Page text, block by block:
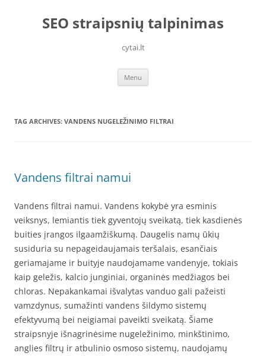
contentSEO straipsnių talpinimas
cytai.lt
Menu
TAG ARCHIVES: VANDENS NUGELEŽINIMO FILTRAI
Vandens filtrai namui
Vandens filtrai namui. Vandens kokybė yra esminis
veiksnys, lemiantis tiek gyventojų sveikatą, tiek kasdienės
buities įrangos ilgaamžiškumą. Daugelis namų ūkių
susiduria su nepageidaujamais teršalais, esančiais
geriamajame ir buityje naudojamame vandenyje, tokiais
kaip geležis, kalcio junginiai, organinės medžiagos bei
chloras. Nepakankamai išvalytas vanduo gali pažeisti
vamzdynus, sumažinti vandens šildymo sistemų
efektyvumą bei neigiamai paveikti sveikatą. Šiame
straipsnyje išnagrinėsime nugeležinimo, minkštinimo,
anglies filtrų ir atbulinio osmoso sistemų, naudojamų